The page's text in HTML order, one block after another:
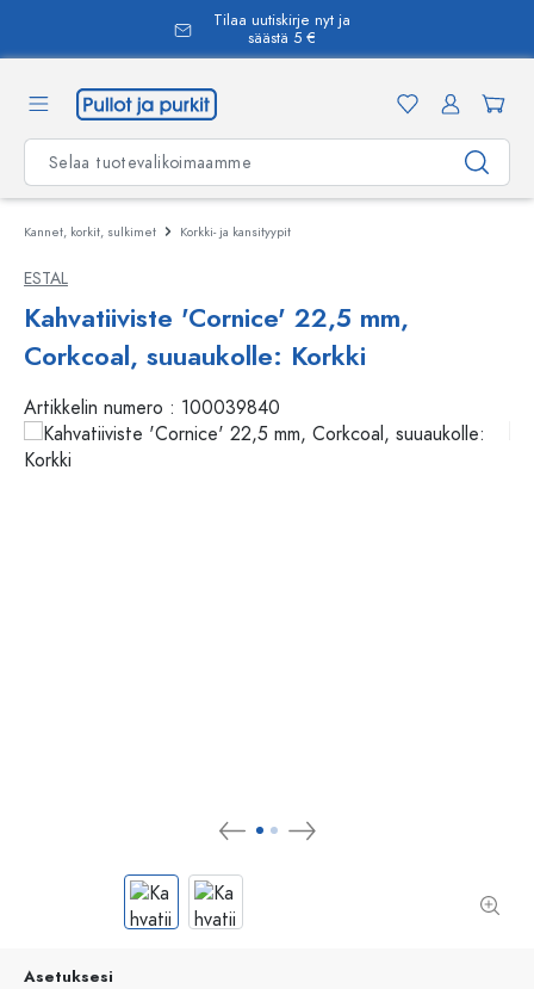
Tilaa uutiskirje nyt ja
säästä 5 €
Kannet, korkit, sulkimet Korkki- ja kansityypit
ESTAL
Kahvatiiviste 'Cornice' 22,5 mm,
Corkcoal, suuaukolle: Korkki
Artikkelin numero : 100039840
Asetuksesi